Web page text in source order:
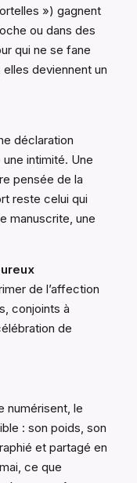
») gagnent
ou dans des
qui ne se fane
elles deviennent un
déclaration
intimité. Une
pensée de la
reste celui qui
manuscrite, une
de l’affection
conjoints à
de
numérisent, le
: son poids, son
et partagé en
ce que